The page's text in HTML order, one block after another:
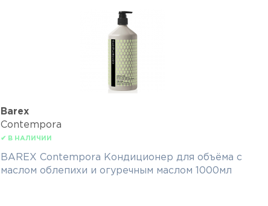
Barex
Contempora
✔ В НАЛИЧИИ
BAREX Contempora Кондиционер для объёма с
маслом облепихи и огуречным маслом 1000мл